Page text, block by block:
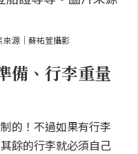
來源｜蘇祐萱攝影
備、行李重量
的！不過如果有行李
餘的行李就必須自己